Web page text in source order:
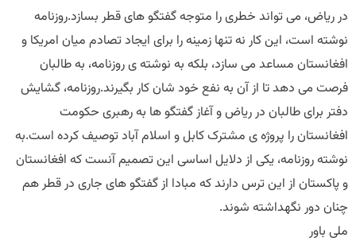
در ریاض، می تواند خطری را متوجه گفتگو های قطر بسازد.روزنامه
نوشته است، این کار نه تنها زمینه را برای ایجاد تصادم میان امریکا و
افغانستان مساعد می سازد، بلکه به نوشته ی روزنامه، به طالبان
فرصت می دهد تا از آن به نفع خود شان کار بگیرند.روزنامه، گشایش
دفتر برای طالبان در ریاض و آغاز گفتگو ها به رهبری حکومت
افغانستان را پروژه ی مشترک کابل و اسلام آباد توصیف کرده است.به
نوشته روزنامه، یکی از دلایل اساسی این تصمیم آنست که افغانستان
و پاکستان از این ترس دارند که مبادا از گفتگو های جاری در قطر هم
چنان دور نگهداشته شوند.
ملی باور